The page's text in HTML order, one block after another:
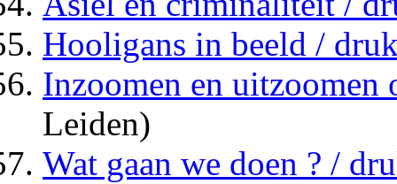
Hooligans in beeld /
Inzoomen en uitzoomen
Leiden)
Wat gaan we doen ? /